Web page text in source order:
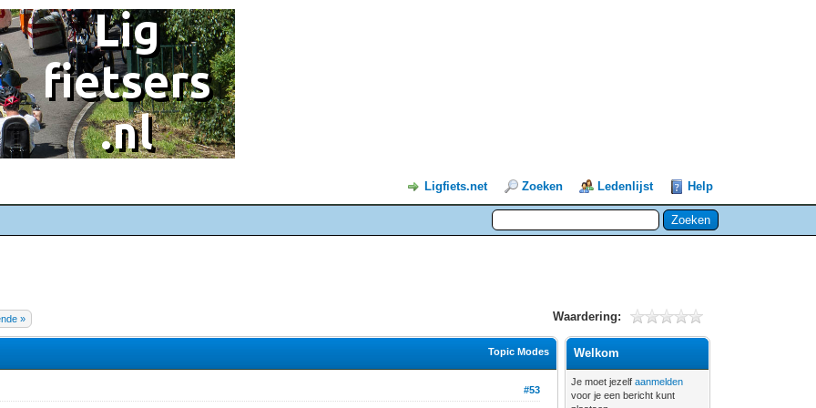
Ligfiets.net Zoeken Ledenlijst Help
» Waardering:
Topic Modes
#53
Welkom
Je moet jezelfaanmelden
voor je een bericht kunt